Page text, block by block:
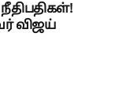
விஜய்